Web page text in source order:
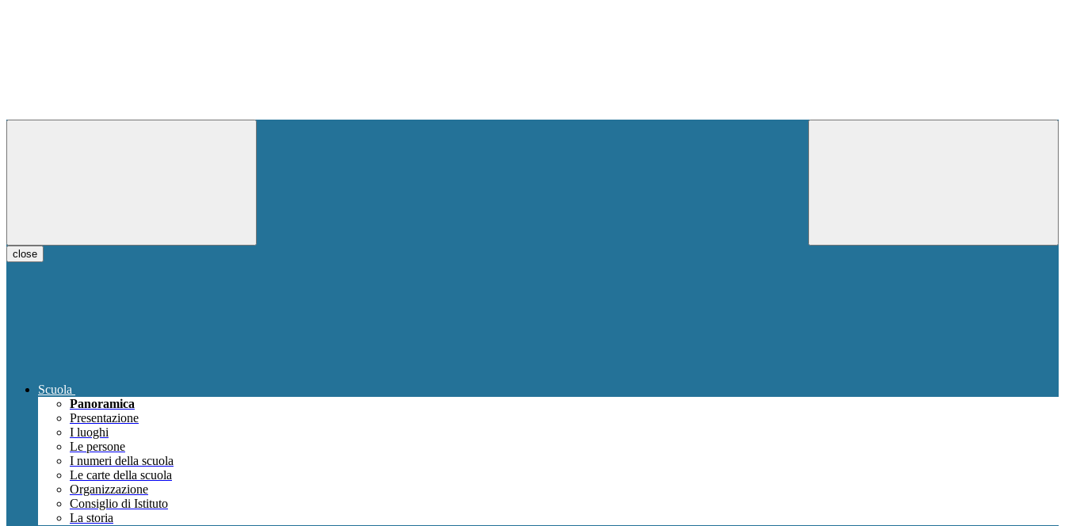
close
Scuola
Panoramica
Presentazione
I luoghi
Le persone
I numeri della scuola
Le carte della scuola
Organizzazione
Consiglio di Istituto
La storia